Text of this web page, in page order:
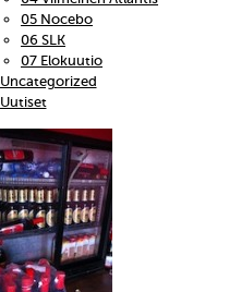
05 Nocebo
06 SLK
07 Elokuutio
Uncategorized
Uutiset